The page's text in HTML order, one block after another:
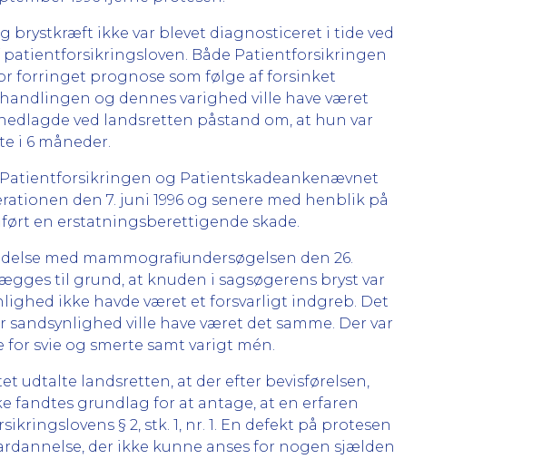
brystkræft ikke var blevet diagnosticeret i tide ved
patientforsikringsloven. Både Patientforsikringen
forringet prognose som følge af forsinket
og dennes varighed ville have været
ved landsretten påstand om, at hun var
i 6 måneder.
og Patientskadeankenævnet
den 7. juni 1996 og senere med henblik på
en erstatningsberettigende skade.
med mammografiundersøgelsen den 26.
til grund, at knuden i sagsøgerens bryst var
ikke havde været et forsvarligt indgreb. Det
ville have været det samme. Der var
svie og smerte samt varigt mén.
udtalte landsretten, at der efter bevisførelsen,
fandtes grundlag for at antage, at en erfaren
§ 2, stk. 1, nr. 1. En defekt på protesen
der ikke kunne anses for nogen sjælden